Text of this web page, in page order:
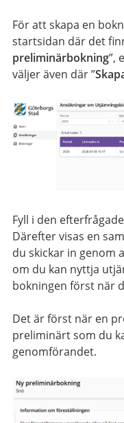
För att skapa en
startsidan där det
preliminärbokning”,
väljer även där ”
Fyll i den
Därefter visas en
du skickar in genom
om du kan nyttja
bokningen först när
Det är först när en
preliminärt som du
genomförandet.